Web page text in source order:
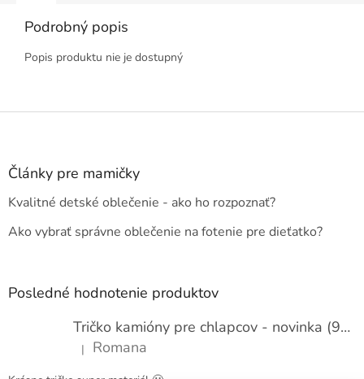
Podrobný popis
Popis produktu nie je dostupný
Z
Články pre mamičky
Kvalitné detské oblečenie - ako ho rozpoznať?
Ako vybrať správne oblečenie na fotenie pre dieťatko?
Posledné hodnotenie produktov
Tričko kamióny pre chlapcov - novinka (98-134)
Hodnotenie produktu je 5 z 5 hviezdičiek.
| Romana